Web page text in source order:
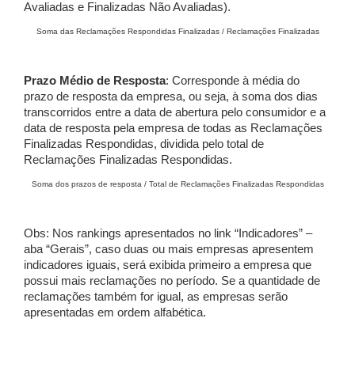
Avaliadas e Finalizadas Não Avaliadas).
Soma das Reclamações Respondidas Finalizadas / Reclamações Finalizadas
Prazo Médio de Resposta: Corresponde à média do
prazo de resposta da empresa, ou seja, à soma dos dias
transcorridos entre a data de abertura pelo consumidor e a
data de resposta pela empresa de todas as Reclamações
Finalizadas Respondidas, dividida pelo total de
Reclamações Finalizadas Respondidas.
Soma dos prazos de resposta / Total de Reclamações Finalizadas Respondidas
Obs: Nos rankings apresentados no link “Indicadores” –
aba “Gerais”, caso duas ou mais empresas apresentem
indicadores iguais, será exibida primeiro a empresa que
possui mais reclamações no período. Se a quantidade de
reclamações também for igual, as empresas serão
apresentadas em ordem alfabética.